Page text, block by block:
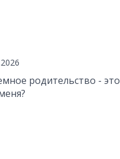
родительство - это